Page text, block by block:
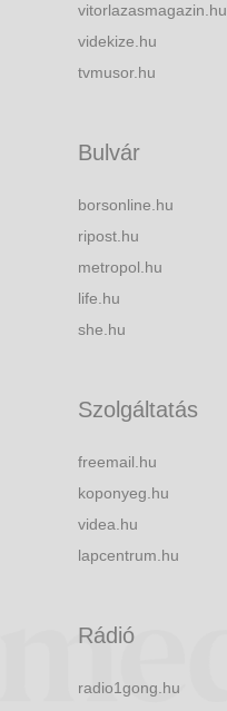
vitorlazasmagazin.hu
videkize.hu
tvmusor.hu
Bulvár
borsonline.hu
ripost.hu
metropol.hu
life.hu
she.hu
Szolgáltatás
freemail.hu
koponyeg.hu
videa.hu
lapcentrum.hu
Rádió
radio1gong.hu